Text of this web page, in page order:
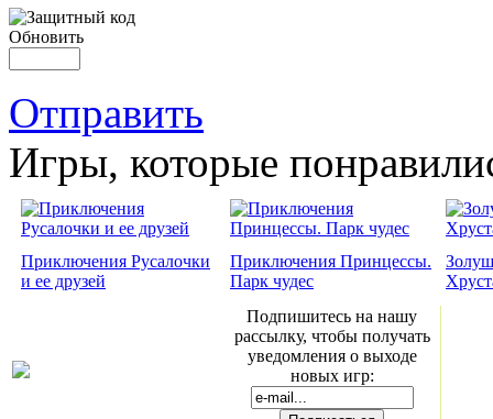
Обновить
Отправить
Игры, которые
Приключения Русалочки
и ее друзей
Приключения Принцессы.
Парк чудес
Подпишитесь на нашу
рассылку, чтобы получать
уведомления о выходе
новых игр: